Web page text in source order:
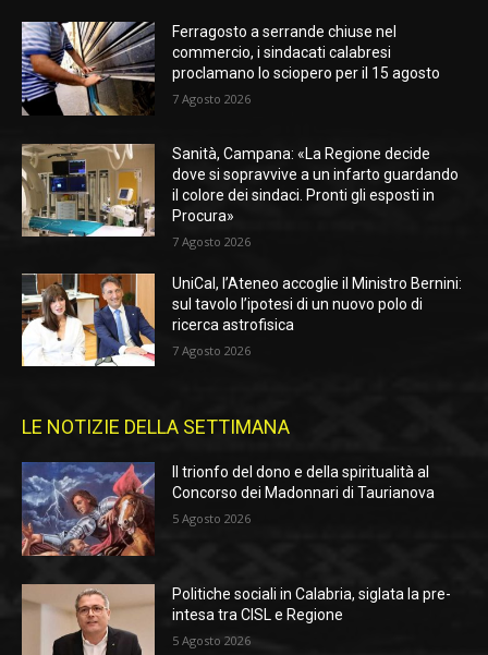
Ferragosto a serrande chiuse nel
commercio, i sindacati calabresi
proclamano lo sciopero per il 15 agosto
7 Agosto 2026
Sanità, Campana: «La Regione decide
dove si sopravvive a un infarto guardando
il colore dei sindaci. Pronti gli esposti in
Procura»
7 Agosto 2026
UniCal, l’Ateneo accoglie il Ministro Bernini:
sul tavolo l’ipotesi di un nuovo polo di
ricerca astrofisica
7 Agosto 2026
LE NOTIZIE DELLA SETTIMANA
Il trionfo del dono e della spiritualità al
Concorso dei Madonnari di Taurianova
5 Agosto 2026
Politiche sociali in Calabria, siglata la pre-
intesa tra CISL e Regione
5 Agosto 2026